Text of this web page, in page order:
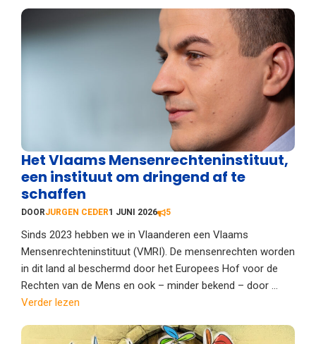
Het Vlaams Mensenrechteninstituut,
een instituut om dringend af te
schaffen
DOORJURGEN CEDER1 JUNI 2026 5
Sinds 2023 hebben we in Vlaanderen een Vlaams
Mensenrechteninstituut (VMRI). De mensenrechten worden
in dit land al beschermd door het Europees Hof voor de
Rechten van de Mens en ook – minder bekend – door ...
Verder lezen